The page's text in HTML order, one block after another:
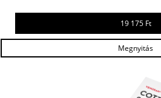
19 175 Ft
Megnyitás